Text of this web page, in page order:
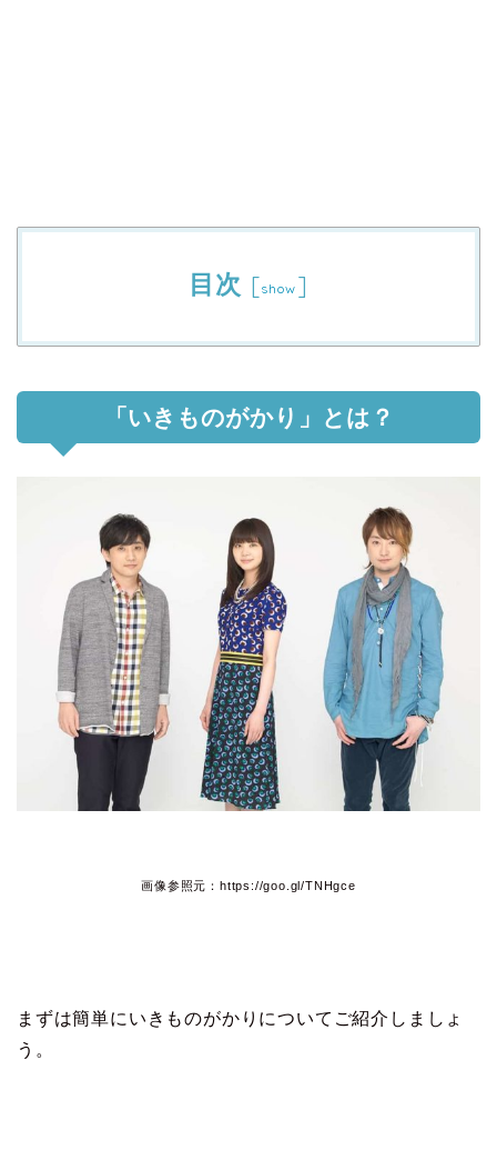
目次 [show ]
「いきものがかり」とは？
画像参照元：https://goo.gl/TNHgce
まずは簡単にいきものがかりについてご紹介しましょ
う。